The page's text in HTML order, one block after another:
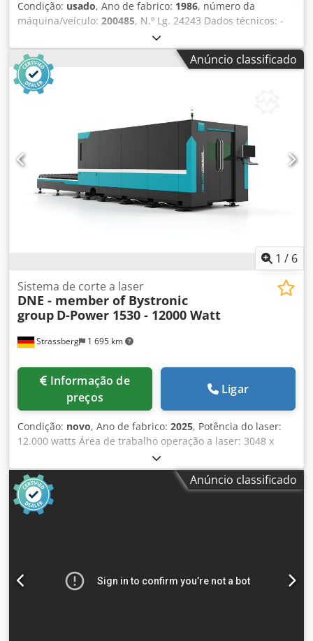
[número de fax] ou [endereço postal]. Em seguida,
enviaremos uma oferta vinculativa, juntamente com
nossos Termos e Condições Gerais, informações ao cliente,
política de cancelamento e formulário de cancelamento.
Condição: usado, Ano de fabrico: 1986, número da
máquina/veículo: 200485, N.º Lg. 24243 Dados técnicos: -
comprimento máximo de trabalho 4050 mm - Distância
vertical 3050 mm - Força máxima de prensagem 110
toneladas - curso do êmbolo 200 mm - Garganta 350 mm -
Altura da mesa 900 mm - Largura de abertura 400 mm -
Potência de acionamento 17,5 kW - Espaço necessário
aprox. L 4250 x A 2850 x P 2200 mm - Peso aprox. 15,0
toneladas - com: - Unidade de controlo CYBELEC ModEva
10 S renovada em 2011 - Y 1+ 2 , X , Z - Painel de controlo
de duas mãos: - Mot. de controlo 5 - 1000 mm
Dodpfetqmvzsx Ahmekr - braços de apoio frontais -
Ferramenta de ponta dividida, - matriz universal
Anúncio classificado
1 / 6
Strassberg 1 695 km
Sistema de corte a laser
DNE - member of Bystronic
group D-Power 1530 - 12000 Watt
preços
Ligar
Condição: novo, Ano de fabrico: 2025, Potência do laser:
12.000 watts Área de trabalho operação a laser: 3048 x
1524 x 280 mm Simultâneo: 150 m / min Precisão máxima
de posicionamento eixo X,Y: 0,05 mm Aço carbono máx.: 30
mm Aço inoxidável máx.: 25 mm Alumínio máx.: 25 mm
Latão máx.: 20 mm Cobre máx.: 10 mm Peso máximo da
peça: 1.500 kg Comprimento: 9.500 mm Dkedpfxov U A I Ie
precisão: WON (Coreia) ou Rellong (Taiwan) Cremalheira de
alta precisão: Strronse (Alemanha) Redutor de alta
Anúncio classificado